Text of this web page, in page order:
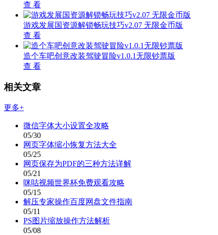
查 看
游戏发展国资源解锁畅玩技巧v2.07 无限金币版
查 看
造个车吧创意改装驾驶冒险v1.0.1无限钞票版
查 看
相关文章
更多+
微信字体大小设置全攻略
05/30
网页字体缩小恢复方法大全
05/25
网页保存为PDF的三种方法详解
05/21
咪咕视频世界杯免费观看攻略
05/15
解压专家操作百度网盘文件指南
05/11
PS图片缩放操作方法解析
05/08